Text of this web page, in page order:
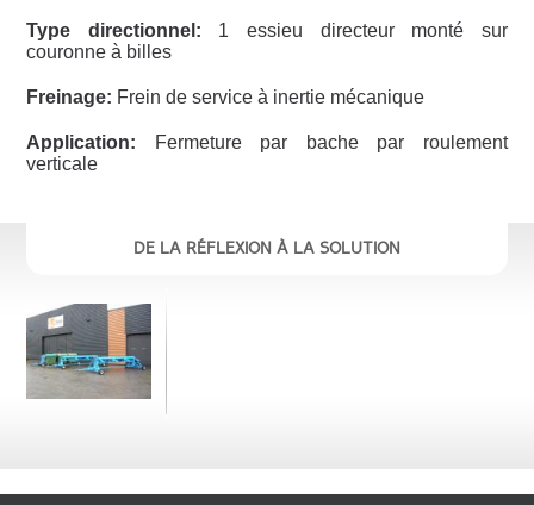
Type directionnel: 1 essieu directeur monté sur
couronne à billes
Freinage: Frein de service à inertie mécanique
Application: Fermeture par bache par roulement
verticale
DE LA RÉFLEXION À LA SOLUTION